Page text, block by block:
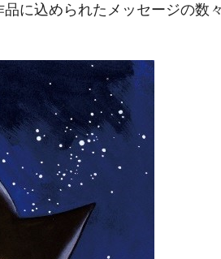
に込められたメッセージの数